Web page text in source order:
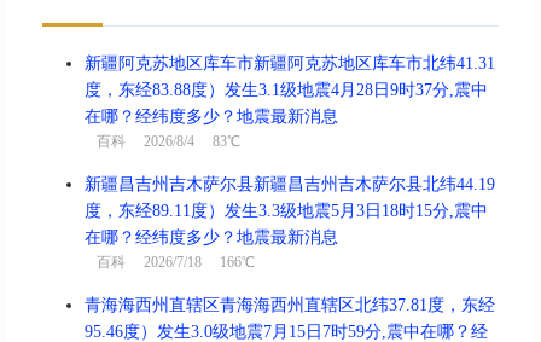
新疆阿克苏地区库车市新疆阿克苏地区库车市北纬41.31
度，东经83.88度）发生3.1级地震4月28日9时37分,震中
在哪？经纬度多少？地震最新消息
百科 2026/8/4 83℃
新疆昌吉州吉木萨尔县新疆昌吉州吉木萨尔县北纬44.19
度，东经89.11度）发生3.3级地震5月3日18时15分,震中
在哪？经纬度多少？地震最新消息
百科 2026/7/18 166℃
青海海西州直辖区青海海西州直辖区北纬37.81度，东经
95.46度）发生3.0级地震7月15日7时59分,震中在哪？经